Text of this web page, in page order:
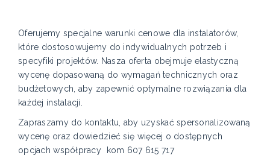
Oferujemy specjalne warunki cenowe dla instalatorów,
które dostosowujemy do indywidualnych potrzeb i
specyfiki projektów. Nasza oferta obejmuje elastyczną
wycenę dopasowaną do wymagań technicznych oraz
budżetowych, aby zapewnić optymalne rozwiązania dla
każdej instalacji.
Zapraszamy do kontaktu, aby uzyskać spersonalizowaną
wycenę oraz dowiedzieć się więcej o dostępnych
opcjach współpracy kom 607 615 717